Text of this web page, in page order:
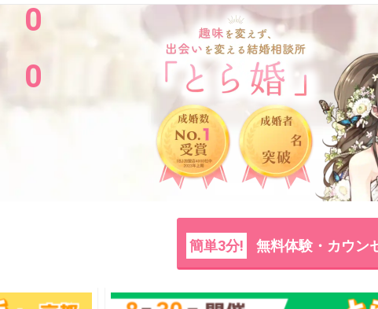
0
0
簡単3分! 無料体験・カウン